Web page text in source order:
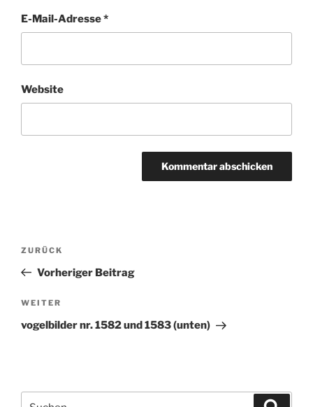
E-Mail-Adresse*
Website
Beitragsnavigation
Vorheriger
Beitrag
ZURÜCK
Vorheriger Beitrag
Nächster
Beitrag
WEITER
vogelbilder nr. 1582 und 1583 (unten)
Suchen